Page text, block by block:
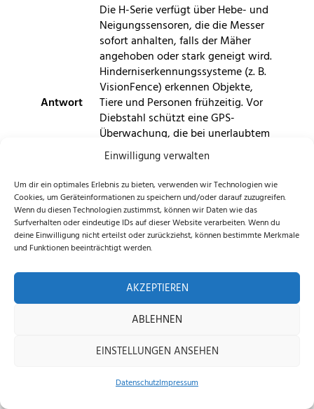
Einwilligung verwalten
Um dir ein optimales Erlebnis zu bieten, verwenden wir Technologien wie
Cookies, um Geräteinformationen zu speichern und/oder darauf zuzugreifen.
Wenn du diesen Technologien zustimmst, können wir Daten wie das
Surfverhalten oder eindeutige IDs auf dieser Website verarbeiten. Wenn du
deine Einwilligung nicht erteilst oder zurückziehst, können bestimmte Merkmale
und Funktionen beeinträchtigt werden.
AKZEPTIEREN
ABLEHNEN
EINSTELLUNGEN ANSEHEN
DatenschutzImpressum
Antwort
Die H-Serie verfügt über Hebe- und
Neigungssensoren, die die Messer
sofort anhalten, falls der Mäher
angehoben oder stark geneigt wird.
Hinderniserkennungssysteme (z. B.
VisionFence) erkennen Objekte,
Tiere und Personen frühzeitig. Vor
Diebstahl schützt eine GPS-
Überwachung, die bei unerlaubtem
Entfernen Warnmeldungen an die
App sendet, sowie eine PIN-Code-
Sperre, durch die der Mäher
unbrauchbar wird.
Schnitttechnologie &
Wetterfestigkeit
WIE LÄSST SICH DIE
elektrische Verstellung eingestellt,